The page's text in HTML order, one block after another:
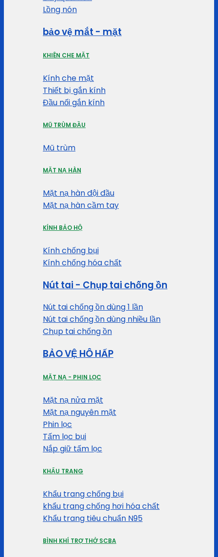
Lồng nón
bảo vệ mắt - mặt
KHIÊN CHE MẶT
Kính che mặt
Thiết bị gắn kính
Đầu nối gắn kính
MŨ TRÙM ĐẦU
Mũ trùm
MẶT NẠ HÀN
Mặt nạ hàn đội đầu
Mặt nạ hàn cầm tay
KÍNH BẢO HỘ
Kính chống bụi
Kính chống hóa chất
Nút tai - Chụp tai chống ồn
Nút tai chống ồn dùng 1 lần
Nút tai chống ồn dùng nhiều lần
Chụp tai chống ồn
BẢO VỆ HÔ HẤP
MẶT NẠ - PHIN LỌC
Mặt nạ nửa mặt
Mặt nạ nguyên mặt
Phin lọc
Tấm lọc bụi
Nắp giữ tấm lọc
KHẨU TRANG
Khẩu trang chống bụi
khẩu trang chống hơi hóa chất
Khẩu trang tiêu chuẩn N95
BÌNH KHÍ TRỢ THỞ SCBA